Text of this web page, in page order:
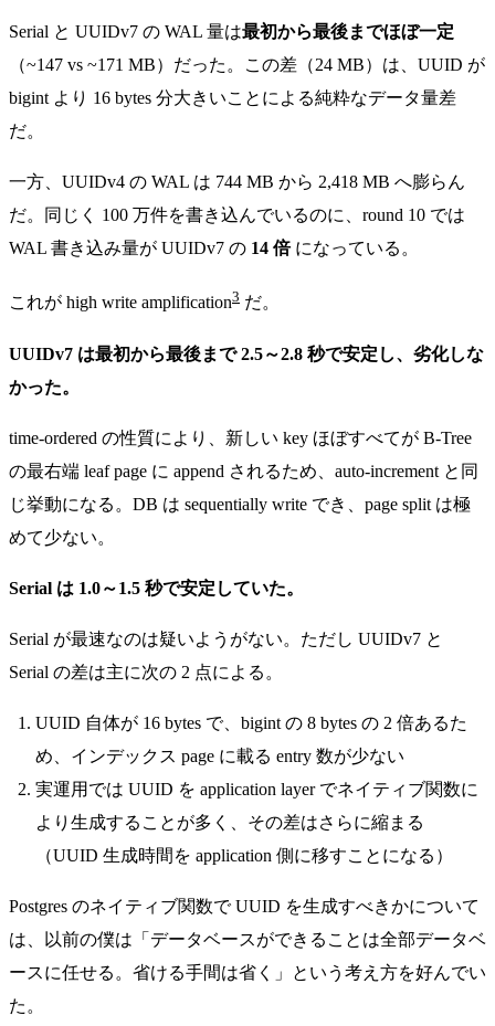
Serial と UUIDv7 の WAL 量は最初から最後までほぼ一定
（~147 vs ~171 MB）だった。この差（24 MB）は、UUID が
bigint より 16 bytes 分大きいことによる純粋なデータ量差
だ。
一方、UUIDv4 の WAL は 744 MB から 2,418 MB へ膨らん
だ。同じく 100 万件を書き込んでいるのに、round 10 では
WAL 書き込み量が UUIDv7 の 14 倍になっている。
これが high write amplification3 だ。
UUIDv7 は最初から最後まで 2.5～2.8 秒で安定し、劣化しな
かった。
time-ordered の性質により、新しい key ほぼすべてが B-Tree
の最右端 leaf page に append されるため、auto-increment と同
じ挙動になる。DB は sequentially write でき、page split は極
めて少ない。
Serial は 1.0～1.5 秒で安定していた。
Serial が最速なのは疑いようがない。ただし UUIDv7 と
Serial の差は主に次の 2 点による。
UUID 自体が 16 bytes で、bigint の 8 bytes の 2 倍あるた
め、インデックス page に載る entry 数が少ない
実運用では UUID を application layer でネイティブ関数に
より生成することが多く、その差はさらに縮まる
（UUID 生成時間を application 側に移すことになる）
Postgres のネイティブ関数で UUID を生成すべきかについて
は、以前の僕は「データベースができることは全部データベ
ースに任せる。省ける手間は省く」という考え方を好んでい
た。